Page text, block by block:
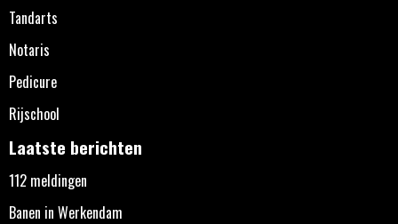
Tandarts
Notaris
Pedicure
Rijschool
Laatste berichten
112 meldingen
Banen in Werkendam